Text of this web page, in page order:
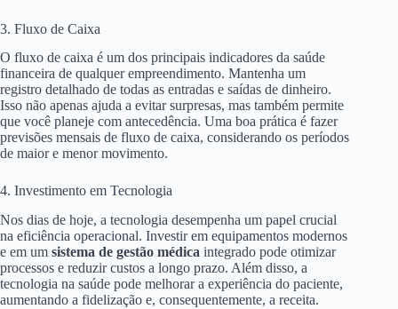
3. Fluxo de Caixa
O fluxo de caixa é um dos principais indicadores da saúde
financeira de qualquer empreendimento. Mantenha um
registro detalhado de todas as entradas e saídas de dinheiro.
Isso não apenas ajuda a evitar surpresas, mas também permite
que você planeje com antecedência. Uma boa prática é fazer
previsões mensais de fluxo de caixa, considerando os períodos
de maior e menor movimento.
4. Investimento em Tecnologia
Nos dias de hoje, a tecnologia desempenha um papel crucial
na eficiência operacional. Investir em equipamentos modernos
e em um sistema de gestão médica integrado pode otimizar
processos e reduzir custos a longo prazo. Além disso, a
tecnologia na saúde pode melhorar a experiência do paciente,
aumentando a fidelização e, consequentemente, a receita.